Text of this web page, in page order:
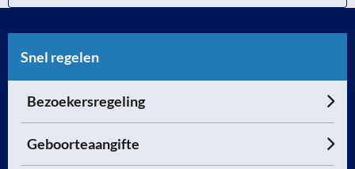
Snel regelen
Bezoekersregeling
Geboorteaangifte